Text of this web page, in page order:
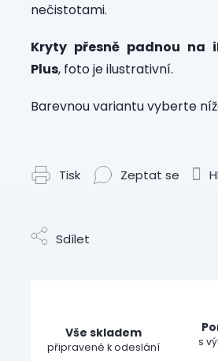
nečistotami.
Kryty přesně padnou na
Plus, foto je ilustrativní.
Barevnou variantu vyberte
Tisk Zeptat se
Sdílet
Vše skladem
připravené k odeslání s